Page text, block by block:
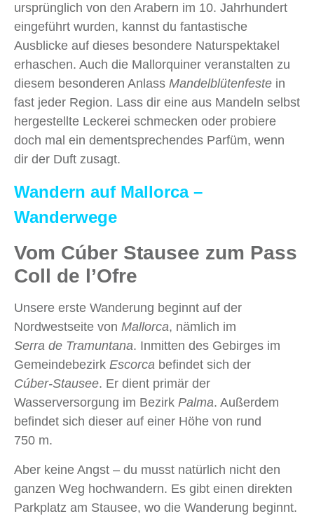
ursprünglich von den Arabern im 10. Jahrhundert
eingeführt wurden, kannst du fantastische
Ausblicke auf dieses besondere Naturspektakel
erhaschen. Auch die Mallorquiner veranstalten zu
diesem besonderen Anlass Mandelblütenfeste in
fast jeder Region. Lass dir eine aus Mandeln selbst
hergestellte Leckerei schmecken oder probiere
doch mal ein dementsprechendes Parfüm, wenn
dir der Duft zusagt.
Wandern auf Mallorca –
Wanderwege
Vom Cúber Stausee zum Pass
Coll de l’Ofre
Unsere erste Wanderung beginnt auf der
Nordwestseite von Mallorca, nämlich im
Serra de Tramuntana. Inmitten des Gebirges im
Gemeindebezirk Escorca befindet sich der
Cúber‑Stausee. Er dient primär der
Wasserversorgung im Bezirk Palma. Außerdem
befindet sich dieser auf einer Höhe von rund
750 m.
Aber keine Angst – du musst natürlich nicht den
ganzen Weg hochwandern. Es gibt einen direkten
Parkplatz am Stausee, wo die Wanderung beginnt.